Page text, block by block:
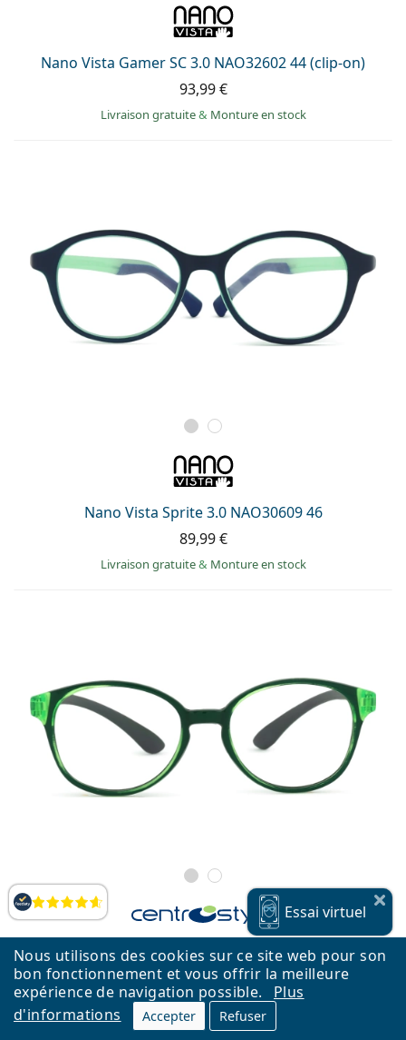
Nous utilisons des cookies sur ce site web pour son
bon fonctionnement et vous offrir la meilleure
expérience de navigation possible.
Plus
d'informations
Accepter Refuser
Évaluation
Nano Vista Gamer SC 3.0 NAO32602 44 (clip-on)
93,99 €
Livraison gratuite& Monture en stock
Nano Vista Sprite 3.0 NAO30609 46
89,99 €
Livraison gratuite& Monture en stock
Active A-Sport F039845115000 45 (âgés de 5 à 10 ans)
76,99 €
Livraison gratuite &Monture en stock
Essai virtuel